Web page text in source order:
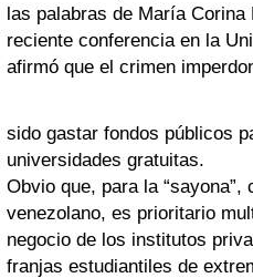
las palabras de María Corina
reciente conferencia en la
afirmó que el crimen
sido gastar fondos públicos
universidades gratuitas.
Obvio que, para la
venezolano, es prioritario
negocio de los institutos
franjas estudiantiles de